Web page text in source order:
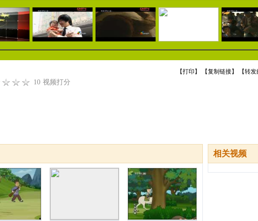
【打印 】 【复制链接】 【转发
10 视频打分
相关视频